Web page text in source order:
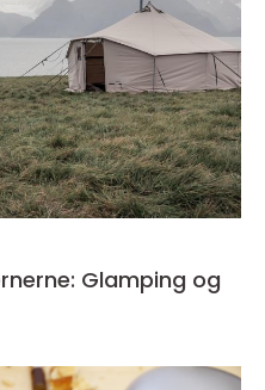
Glamping og